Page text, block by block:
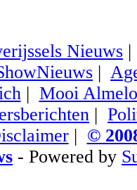
Nieuws
|
| Mooi Almelo
|
| ©
- Powered by